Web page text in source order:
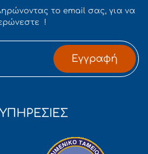
το email σας, για να
!
Εγγραφή